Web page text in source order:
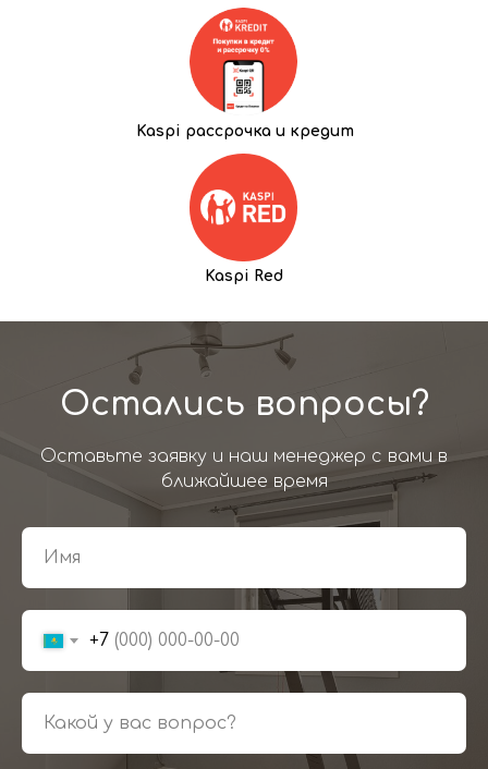
Kaspi рассрочка и кредит
Kaspi Red
Остались вопросы?
Оставьте заявку и наш менеджер с вами в
ближайшее время
+7